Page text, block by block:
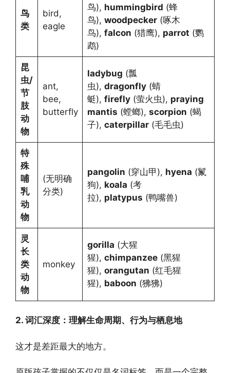
鸟
类
bird,
eagle
鸟), hummingbird (蜂
鸟), woodpecker(啄木
鸟), falcon (猎鹰), parrot (鹦
鹉)
昆
虫/
节
肢
动
物
ant,
bee,
butterfly
ladybug (瓢
虫), dragonfly(蜻
蜓), firefly(萤火虫), praying
mantis (螳螂), scorpion (蝎
子), caterpillar(毛毛虫)
特
殊
哺
乳
动
物
(无明确
分类)
pangolin (穿山甲), hyena (鬣
狗), koala (考
拉), platypus (鸭嘴兽)
灵
长
类
动
物
monkey
gorilla (大猩
猩), chimpanzee(黑猩
猩), orangutan (红毛猩
猩), baboon (狒狒)
2. 词汇深度：理解生命周期、行为与栖息地
这才是差距最大的地方。